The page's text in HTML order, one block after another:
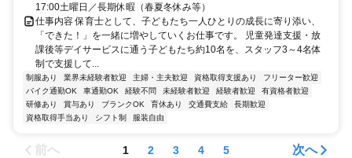
17:00土曜日／長期休暇（春夏冬休み等）
仕事内容 保育士として、子どもたち一人ひとりの成長に寄り添い、
「できた！」を一緒に増やしていくお仕事です。 児童発達支援・放
課後等デイサービスに通う子どもたち約10名を、スタッフ3～4名体
制で支援して...
制服あり 業界未経験者歓迎 主婦・主夫歓迎 資格取得支援あり
フリーター歓迎
バイク通勤OK
車通勤OK 経験不問 未経験者歓迎 経験者歓迎
有資格者歓迎
研修あり
賞与あり ブランクOK 育休あり 交通費支給
長期歓迎
資格取得手当あり
シフト制 服装自由
前へ 1 2 3 4 5 次へ